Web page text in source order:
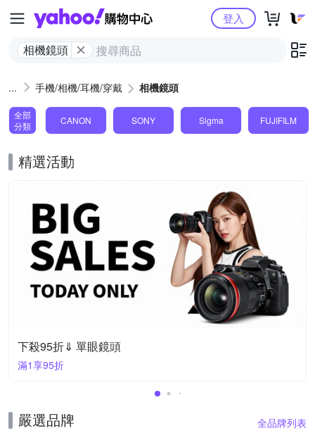
Yahoo購物中心
相機鏡頭
登入
手機/相機/耳機/穿戴 相機鏡頭
全部
分類
CANON SONY Sigma FUJIFILM
精選活動
下殺95折⇓ 單眼鏡頭
滿1享95折
嚴選品牌 全品牌列表